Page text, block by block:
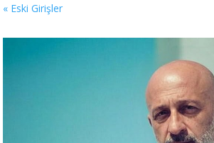
« Eski Girişler